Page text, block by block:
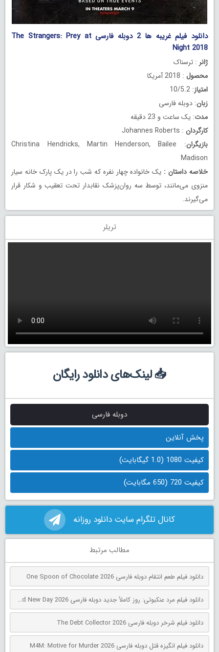
دانلود فیلم غریبه ها 2 دوبله فارسی The Strangers: Prey at
Night 2018
ژانر : ترسناک
محصول : 2018 آمریکا
امتیاز: 10/5.2
زبان: دوبله فارسی
مدت: یک ساعت و 23 دقیقه
کارگردان : Johannes Roberts
بازیگران
: Christina Hendricks, Martin Henderson, Bailee
Madison
خلاصه داستان : یک خانواده چهار نفره که شب را در یک پارک خانه سیار
منزوی می‌مانند، توسط سه روان‌پزشک نقابدار تحت تعقیب و شکار قرار
می‌گیرند.
تریلر
📥 لینک‌های دانلود رایگان
دوبله فارسی
پخش آنلاین
کیفیت 1080 (1.0 گیگابایت)
کیفیت 720 (650 مگابایت)
کانال تلگرام سایت دانلود روزانه
مطالب مرتبط
دانلود فیلم طعم انتقام دوبله فارسی One Spoon of Chocolate 2026
دانلود فیلم مرد عنکبوتی: روز کاملاً جدید دوبله فارسی Spider-Man: Brand New Day 2026
دانلود فیلم شرخر دوبله فارسی The Debt Collector 2026
دانلود فیلم انگیزه قتل دوبله فارسی M4M: Motive for Murder 2026